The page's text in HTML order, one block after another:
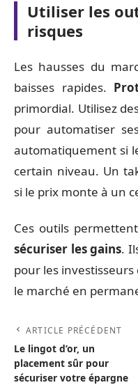
Utiliser les
risques
Les hausses du
baisses rapides.
primordial. Utilisez
pour automatiser
automatiquement si
certain niveau. Un
si le prix monte à un
Ces outils
sécuriser les gains.
pour les
le marché en
ARTICLE PRÉCÉDENT
Le lingot d’or, un
placement sûr pour
sécuriser votre épargne